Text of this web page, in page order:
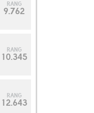
RANG
9.762
RANG
10.345
RANG
12.643